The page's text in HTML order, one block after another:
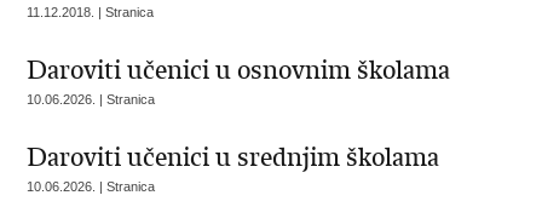
11.12.2018. | Stranica
Daroviti učenici u osnovnim školama
10.06.2026. | Stranica
Daroviti učenici u srednjim školama
10.06.2026. | Stranica